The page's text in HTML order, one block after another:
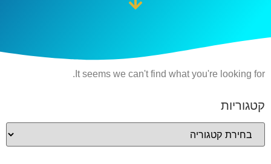
It seems we can't find what you're looking for.
קטגוריות